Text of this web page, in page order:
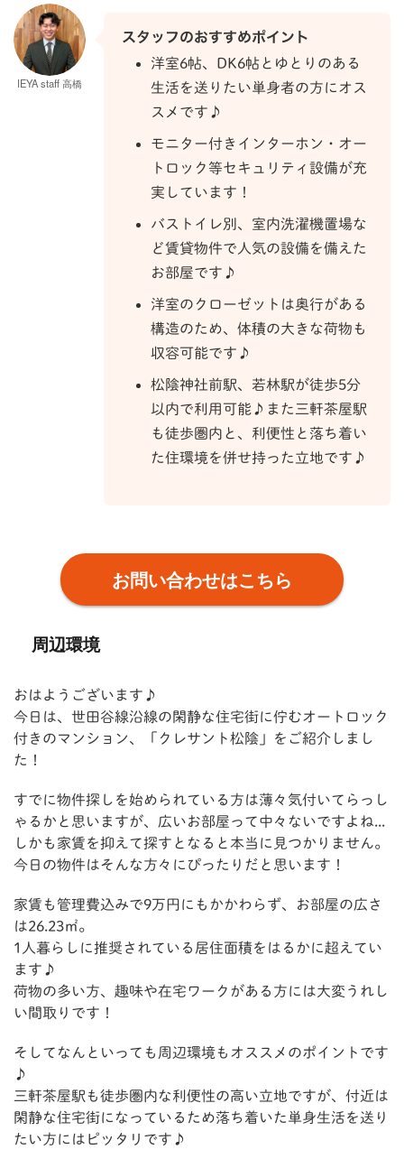
IEYA staff 高橋
スタッフのおすすめポイント
洋室6帖、DK6帖とゆとりのある
生活を送りたい単身者の方にオス
スメです♪
モニター付きインターホン・オー
トロック等セキュリティ設備が充
実しています！
バストイレ別、室内洗濯機置場な
ど賃貸物件で人気の設備を備えた
お部屋です♪
洋室のクローゼットは奥行がある
構造のため、体積の大きな荷物も
収容可能です♪
松陰神社前駅、若林駅が徒歩5分
以内で利用可能♪また三軒茶屋駅
も徒歩圏内と、利便性と落ち着い
た住環境を併せ持った立地です♪
お問い合わせはこちら
周辺環境
おはようございます♪
今日は、世田谷線沿線の閑静な住宅街に佇むオートロック
付きのマンション、「クレサント松陰」をご紹介しまし
た！
すでに物件探しを始められている方は薄々気付いてらっし
ゃるかと思いますが、広いお部屋って中々ないですよね...
しかも家賃を抑えて探すとなると本当に見つかりません。
今日の物件はそんな方々にぴったりだと思います！
家賃も管理費込みで9万円にもかかわらず、お部屋の広さ
は26.23㎡。
1人暮らしに推奨されている居住面積をはるかに超えてい
ます♪
荷物の多い方、趣味や在宅ワークがある方には大変うれし
い間取りです！
そしてなんといっても周辺環境もオススメのポイントです
♪
三軒茶屋駅も徒歩圏内な利便性の高い立地ですが、付近は
閑静な住宅街になっているため落ち着いた単身生活を送り
たい方にはピッタリです♪